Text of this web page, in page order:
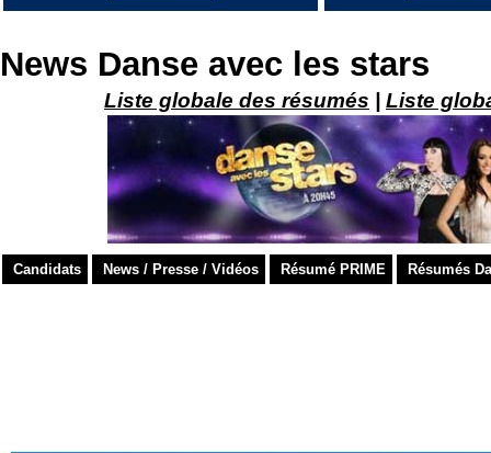
News Danse avec les stars
Liste globale des résumés Liste
Candidats News / Presse / Vidéos Résumé PRIME Résumés